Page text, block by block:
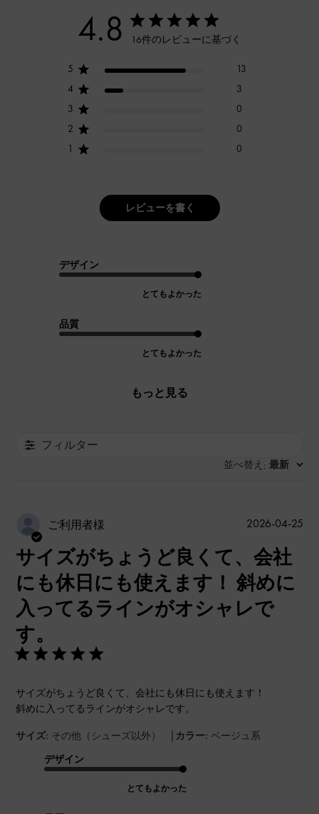
4.8 16件のレビューに基づく
5
13
4
3
3
0
2
0
1
0
レビューを書く
デザイン
とてもよかった
品質
とてもよかった
もっと見る
フィルター
並べ替え : 最新
ご利用者様
サイズがちょうど良くて、会社
にも休日にも使えます！ 斜めに
入ってるラインがオシャレで
す。
サイズがちょうど良くて、会社にも休日にも使えます！
斜めに入ってるラインがオシャレです。
サイズ: その他（シューズ以外） | カラー: ベージュ系
デザイン
とてもよかった
公
2026-04-25